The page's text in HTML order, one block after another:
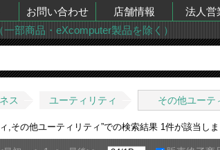
お問い合わせ 店舗情報 法人営
部商品・eXcomputer製品を除く）
ス ユーティリティ その他ユーテ
,その他ユーティリティ”での検索結果 1 件が該当しま